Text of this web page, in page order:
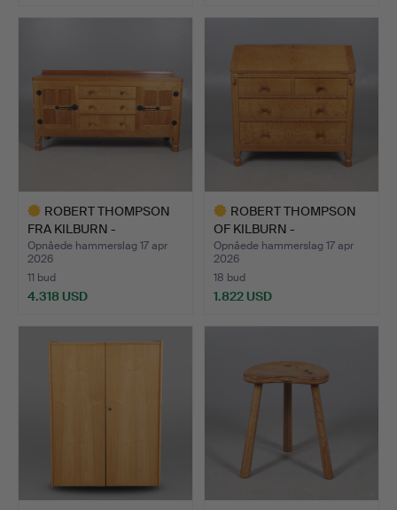
ROBERT THOMPSON
FRA KILBURN -
'MOUSEMAN' S…
Opnåede hammerslag 17 apr
2026
11 bud
4.318 USD
genstand
ROBERT THOMPSON
OF KILBURN -
'MOUSEMAN' CH…
Opnåede hammerslag 17 apr
2026
18 bud
1.822 USD